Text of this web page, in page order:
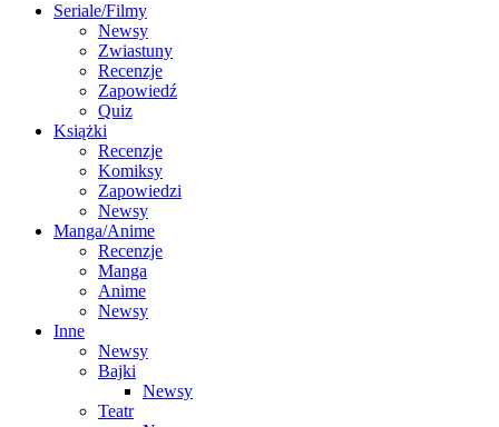
Seriale/Filmy
Newsy
Zwiastuny
Recenzje
Zapowiedź
Quiz
Książki
Recenzje
Komiksy
Zapowiedzi
Newsy
Manga/Anime
Recenzje
Manga
Anime
Newsy
Inne
Newsy
Bajki
Newsy
Teatr